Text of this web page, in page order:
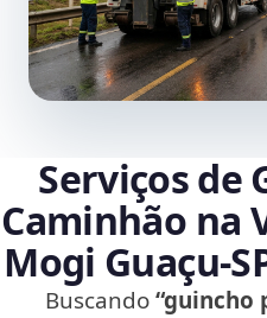
Serviços de
Caminhão na
Mogi
Buscando“guincho